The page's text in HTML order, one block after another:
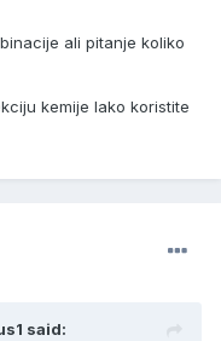
ali pitanje koliko
kemije lako koristite
said: